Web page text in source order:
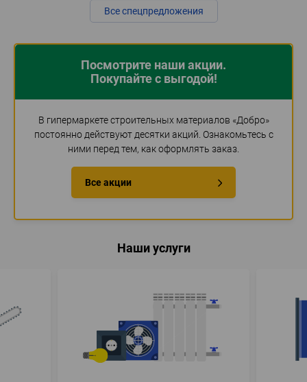
Все спецпредложения
Посмотрите наши акции.
Покупайте с выгодой!
В гипермаркете строительных материалов «Добро»
постоянно действуют десятки акций. Ознакомьтесь с
ними перед тем, как оформлять заказ.
Все акции
Наши услуги